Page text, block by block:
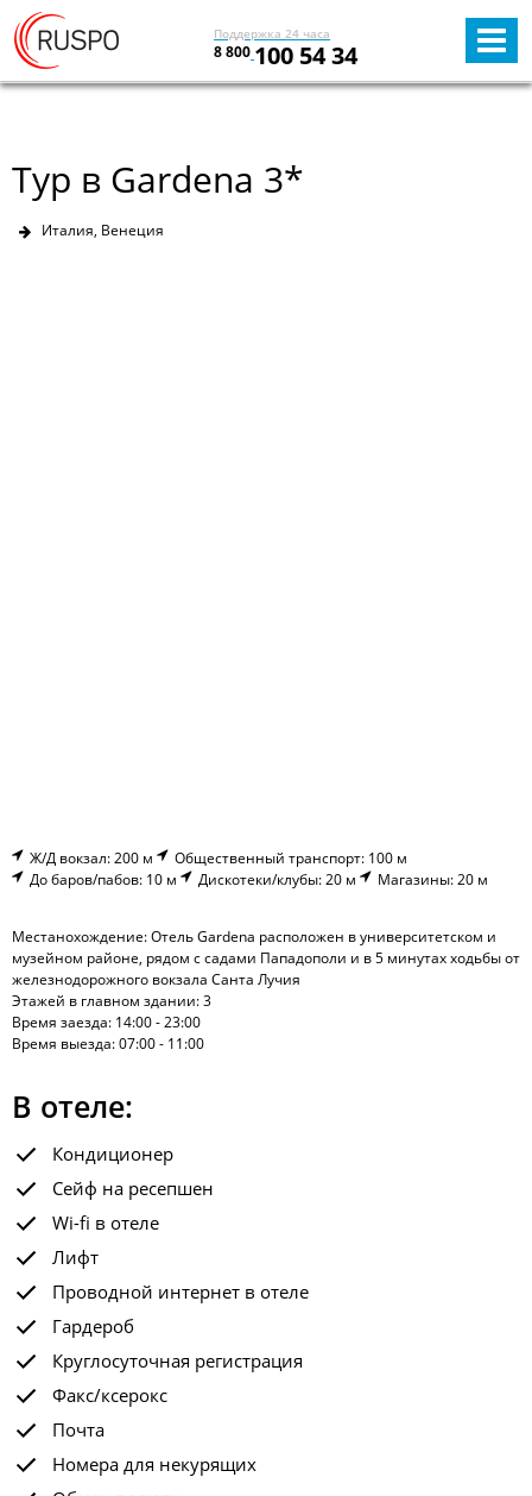
Поддержка 24 часа
8 800 100 54 34
Тур в Gardena 3*
Италия, Венеция
Ж/Д вокзал: 200 м
Общественный транспорт: 100 м
До баров/пабов: 10 м
Дискотеки/клубы: 20 м Магазины: 20 м
Местанохождение: Отель Gardena расположен в университетском и
музейном районе, рядом с садами Пападополи и в 5 минутах ходьбы от
железнодорожного вокзала Санта Лучия
Этажей в главном здании: 3
Время заезда: 14:00 - 23:00
Время выезда: 07:00 - 11:00
В отеле:
Кондиционер
Сейф на ресепшен
Wi-fi в отеле
Лифт
Проводной интернет в отеле
Гардероб
Круглосуточная регистрация
Факс/ксерокс
Почта
Номера для некурящих